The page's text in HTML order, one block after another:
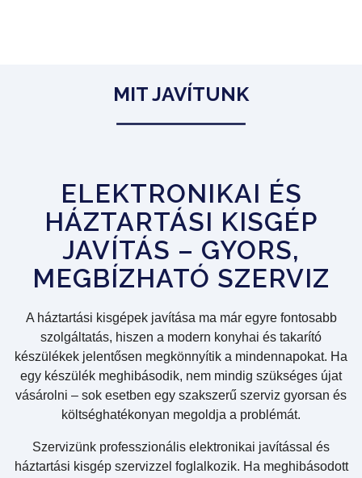
MIT JAVÍTUNK
ELEKTRONIKAI ÉS
HÁZTARTÁSI KISGÉP
JAVÍTÁS – GYORS,
MEGBÍZHATÓ SZERVIZ
A háztartási kisgépek javítása ma már egyre fontosabb
szolgáltatás, hiszen a modern konyhai és takarító
készülékek jelentősen megkönnyítik a mindennapokat. Ha
egy készülék meghibásodik, nem mindig szükséges újat
vásárolni – sok esetben egy szakszerű szerviz gyorsan és
költséghatékonyan megoldja a problémát.
Szervizünk professzionális elektronikai javítással és
háztartási kisgép szervizzel foglalkozik. Ha meghibásodott